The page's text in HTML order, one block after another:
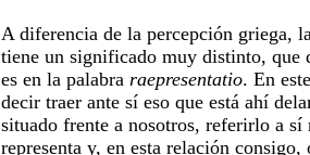
A diferencia de la percepción griega,
tiene un significado muy distinto, que
es en la palabra raepresentatio. En
decir traer ante sí eso que está ahí
situado frente a nosotros, referirlo a sí
representa y, en esta relación